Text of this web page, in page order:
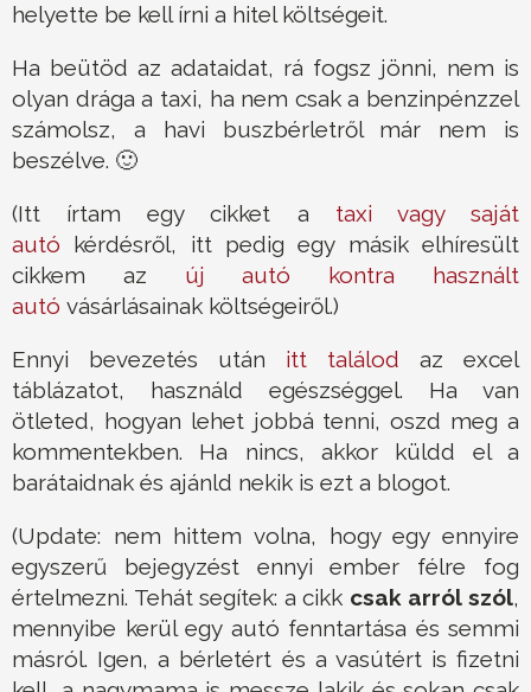
helyette be kell írni a hitel költségeit.
Ha beütöd az adataidat, rá fogsz jönni, nem is
olyan drága a taxi, ha nem csak a benzinpénzzel
számolsz, a havi buszbérletről már nem is
beszélve. 🙂
(Itt írtam egy cikket a taxi vagy saját
autó kérdésről, itt pedig egy másik elhíresült
cikkem az új autó kontra használt
autó vásárlásainak költségeiről.)
Ennyi bevezetés után itt találod az excel
táblázatot, használd egészséggel. Ha van
ötleted, hogyan lehet jobbá tenni, oszd meg a
kommentekben. Ha nincs, akkor küldd el a
barátaidnak és ajánld nekik is ezt a blogot.
(Update: nem hittem volna, hogy egy ennyire
egyszerű bejegyzést ennyi ember félre fog
értelmezni. Tehát segítek: a cikk csak arról szól,
mennyibe kerül egy autó fenntartása és semmi
másról. Igen, a bérletért és a vasútért is fizetni